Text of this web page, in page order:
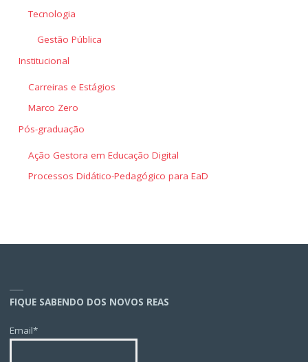
Tecnologia
Gestão Pública
Institucional
Carreiras e Estágios
Marco Zero
Pós-graduação
Ação Gestora em Educação Digital
Processos Didático-Pedagógico para EaD
FIQUE SABENDO DOS NOVOS REAS
Email*